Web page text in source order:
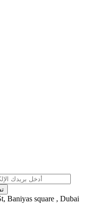
Baniyas square , Dubai